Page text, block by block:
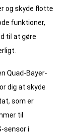
og skyde flotte
funktioner,
til at gøre
Quad-Bayer-
dig at skyde
som er
til
sensor i